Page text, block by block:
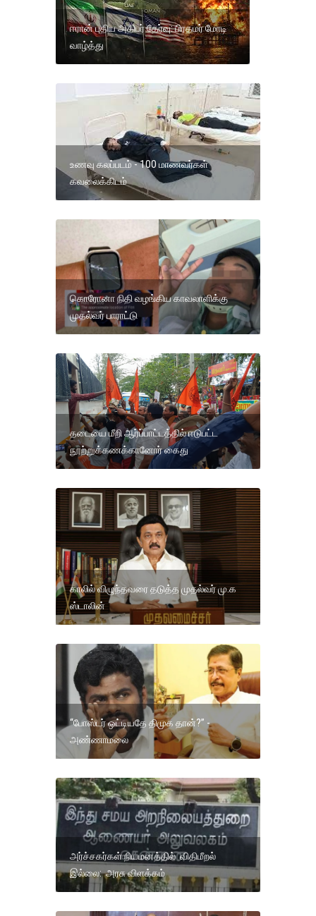
ஈரான் புதிய அதிபர் தேர்வு: பிரதமர் மோடி
வாழ்த்து
உணவு கலப்படம் - 100 மாணவர்கள்
கவலைக்கிடம்
கொரோனா நிதி வழங்கிய காவலாளிக்கு
முதல்வர் பாராட்டு
தடையை மீறி ஆர்ப்பாட்டத்தில் ஈடுபட்ட
நூற்றுக்கணக்கானோர் கைது
காலில் விழுந்தவரை தடுத்த முதல்வர் மு.க
ஸ்டாலின்
“போஸ்டர் ஒட்டியதே திமுக தான்?” -
அண்ணாமலை
அர்ச்சகர்கள் நியமனத்தில் விதிமீறல்
இல்லை: அரசு விளக்கம்